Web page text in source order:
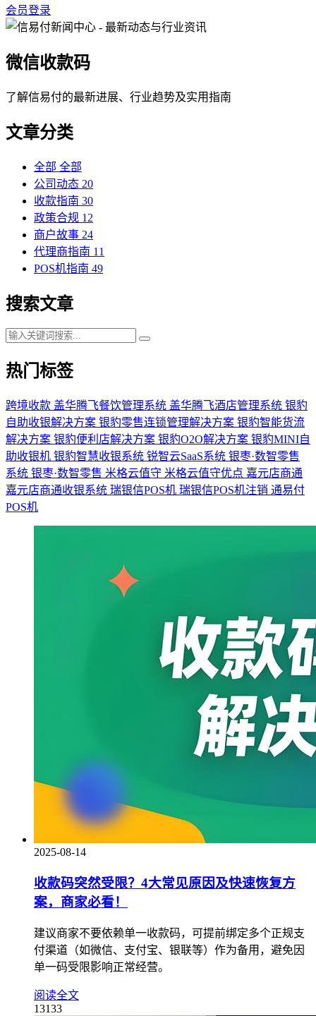
会员登录
微信收款码
了解信易付的最新进展、行业趋势及实用指南
文章分类
全部 全部
公司动态 20
收款指南 30
政策合规 12
商户故事 24
代理商指南 11
POS机指南 49
搜索文章
热门标签
跨境收款 盖华腾飞餐饮管理系统 盖华腾飞酒店管理系统 银豹
自助收银解决方案 银豹零售连锁管理解决方案 银豹智能货流
解决方案 银豹便利店解决方案 银豹O2O解决方案 银豹MINI自
助收银机 银豹智慧收银系统 锐智云SaaS系统 银枣·数智零售
系统 银枣·数智零售 米格云值守 米格云值守优点 嘉元店商通
嘉元店商通收银系统 瑞银信POS机 瑞银信POS机注销 通易付
POS机
2025-08-14
收款码突然受限？4大常见原因及快速恢复方
案，商家必看！
建议商家不要依赖单一收款码，可提前绑定多个正规支
付渠道（如微信、支付宝、银联等）作为备用，避免因
单一码受限影响正常经营。
阅读全文
13133